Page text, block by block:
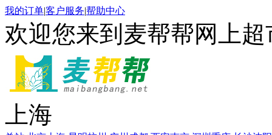
我的订单|客户服务|帮助中心
欢迎您来到麦帮帮网上
上海